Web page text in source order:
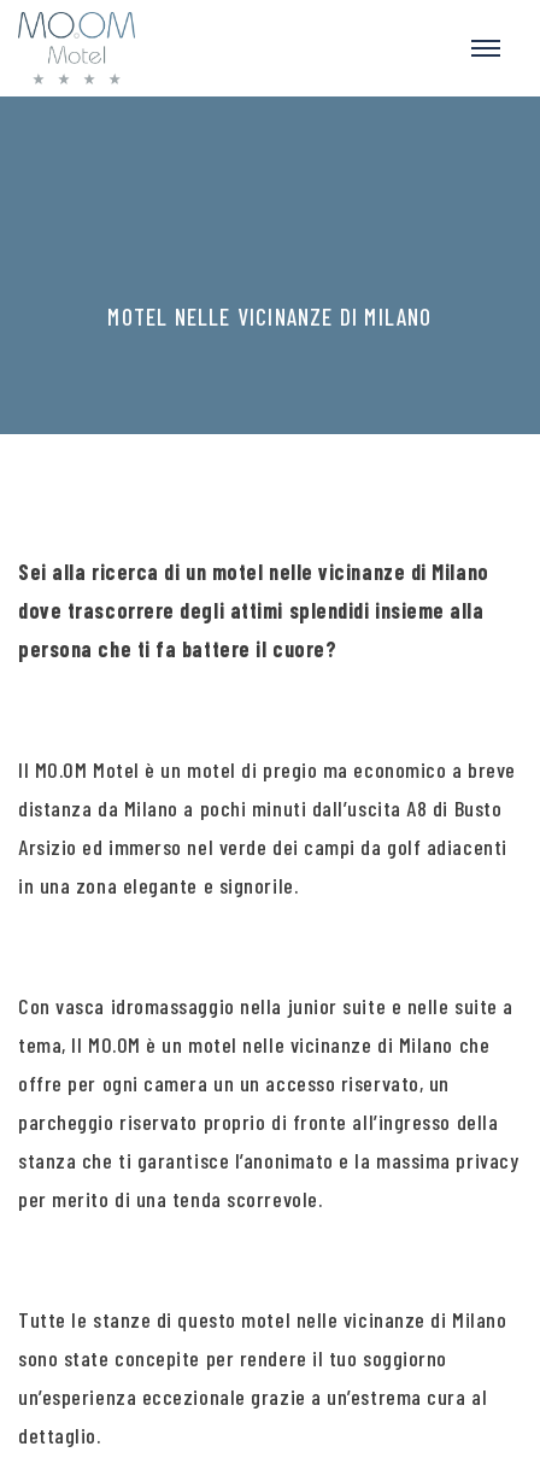
MOTEL NELLE VICINANZE DI MILANO
Sei alla ricerca di un motel nelle vicinanze di Milano
dove trascorrere degli attimi splendidi insieme alla
persona che ti fa battere il cuore?
Il MO.OM Motel è un motel di pregio ma economico a breve
distanza da Milano a pochi minuti dall’uscita A8 di Busto
Arsizio ed immerso nel verde dei campi da golf adiacenti
in una zona elegante e signorile.
Con vasca idromassaggio nella junior suite e nelle suite a
tema, Il MO.OM è un motel nelle vicinanze di Milano che
offre per ogni camera un un accesso riservato, un
parcheggio riservato proprio di fronte all’ingresso della
stanza che ti garantisce l’anonimato e la massima privacy
per merito di una tenda scorrevole.
Tutte le stanze di questo motel nelle vicinanze di Milano
sono state concepite per rendere il tuo soggiorno
un’esperienza eccezionale grazie a un’estrema cura al
dettaglio.